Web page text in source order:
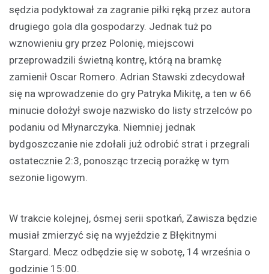
sędzia podyktował za zagranie piłki ręką przez autora
drugiego gola dla gospodarzy. Jednak tuż po
wznowieniu gry przez Polonię, miejscowi
przeprowadzili świetną kontrę, którą na bramkę
zamienił Oscar Romero. Adrian Stawski zdecydował
się na wprowadzenie do gry Patryka Mikitę, a ten w 66
minucie dołożył swoje nazwisko do listy strzelców po
podaniu od Młynarczyka. Niemniej jednak
bydgoszczanie nie zdołali już odrobić strat i przegrali
ostatecznie 2:3, ponosząc trzecią porażkę w tym
sezonie ligowym.
W trakcie kolejnej, ósmej serii spotkań, Zawisza będzie
musiał zmierzyć się na wyjeździe z Błękitnymi
Stargard. Mecz odbędzie się w sobotę, 14 września o
godzinie 15:00.